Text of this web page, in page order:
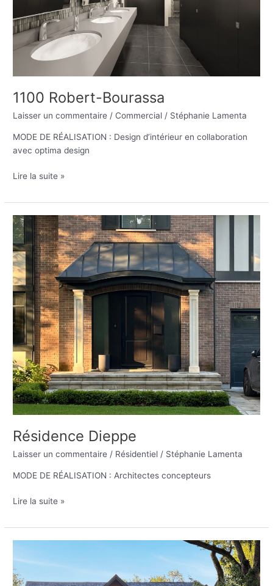
1100 Robert-Bourassa
Laisser un commentaire / Commercial / Stéphanie Lamenta
MODE DE RÉALISATION : Design d’intérieur en collaboration
avec optima design
Lire la suite »
Résidence Dieppe
Laisser un commentaire / Résidentiel / Stéphanie Lamenta
MODE DE RÉALISATION : Architectes concepteurs
Résidence
Dieppe
Lire la suite »
Geneva